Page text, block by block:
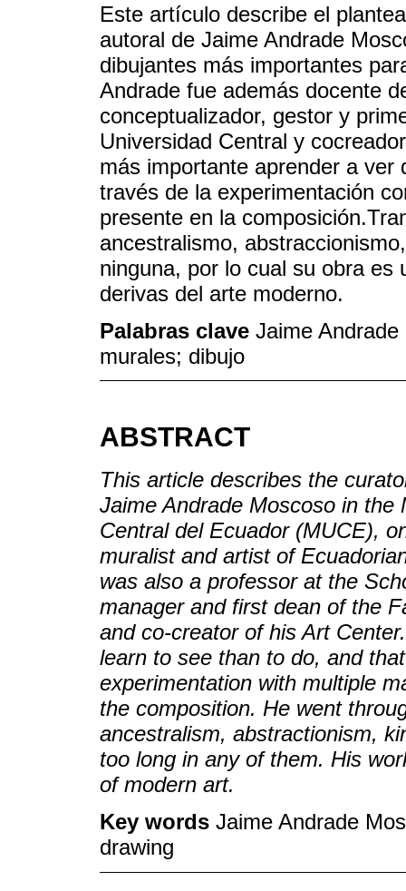
Este artículo describe el
autoral de Jaime Andrade
dibujantes más importantes
Andrade fue además docente
conceptualizador, gestor y
Universidad Central y
más importante aprender a
través de la experimentación
presente en la
ancestralismo,
ninguna, por lo cual su obra es
derivas del arte moderno.
Palabras clave Jaime
murales; dibujo
ABSTRACT
This article describes the
Jaime Andrade Moscoso in the
Central del Ecuador (MUCE),
muralist and artist of
was also a professor at the
manager and first dean of the
and co-creator of his Art
learn to see than to do, and
experimentation with multiple
the composition. He went
ancestralism, abstractionism,
too long in any of them. His
of modern art.
Key words Jaime Andrade
drawing